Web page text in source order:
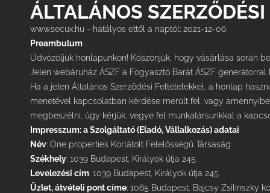
ÁLTALÁNOS
www.secux.hu - hatályos ettől a naptól: 2021-12-06
Preambulum
Üdvözöljük honlapunkon! Köszönjük, hogy vásárlása során
Jelen webáruház ÁSZF a Fogyasztó Barát ÁSZF generátorral
Ha a jelen Általános Szerződési Feltételekkel, a honlap
menetével kapcsolatban kérdése merült fel, vagy
megbeszélni, úgy kérjük, vegye fel munkatársunkkal a
Impresszum: a Szolgáltató (Eladó, Vállalkozás) adatai
Név: One properties Korlátolt Felelősségű Társaság
Székhely: 1039 Budapest, Királyok útja 245.
Levelezési cím: 1039 Budapest, Királyok útja 245.
Üzlet, átvételi pont címe: 1065 Budapest, Bajcsy Zsilinszky